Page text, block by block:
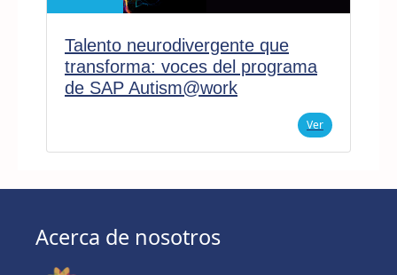
Talento neurodivergente que
transforma: voces del programa
de SAP Autism@work
Ver
Acerca de nosotros